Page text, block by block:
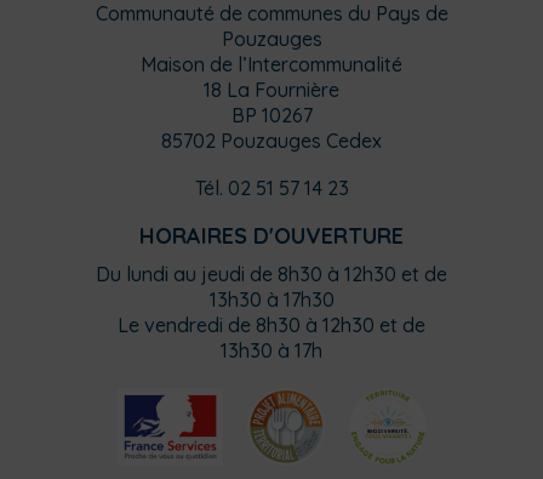
Communauté de communes du Pays de
Pouzauges
Maison de l’Intercommunalité
18 La Fournière
BP 10267
85702 Pouzauges Cedex
Tél. 02 51 57 14 23
HORAIRES D'OUVERTURE
Du lundi au jeudi de 8h30 à 12h30 et de
13h30 à 17h30
Le vendredi de 8h30 à 12h30 et de
13h30 à 17h